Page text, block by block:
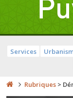
Services
Rubriques >